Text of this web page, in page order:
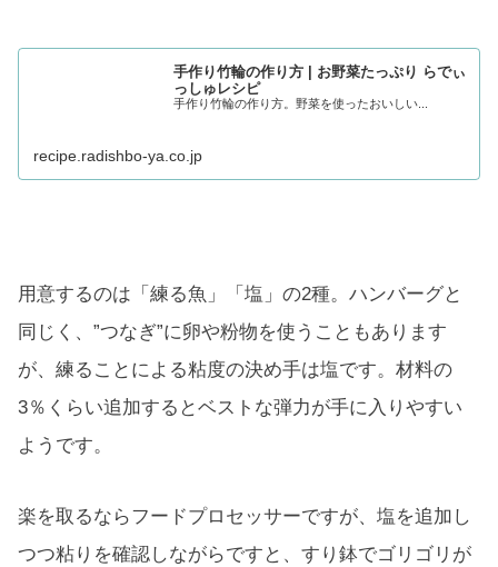
手作り竹輪の作り方 | お野菜たっぷり らでぃ
っしゅレシピ
手作り竹輪の作り方。野菜を使ったおいしい...
recipe.radishbo-ya.co.jp
用意するのは「練る魚」「塩」の2種。ハンバーグと
同じく、”つなぎ”に卵や粉物を使うこともあります
が、練ることによる粘度の決め手は塩です。材料の
3％くらい追加するとベストな弾力が手に入りやすい
ようです。
楽を取るならフードプロセッサーですが、塩を追加し
つつ粘りを確認しながらですと、すり鉢でゴリゴリが